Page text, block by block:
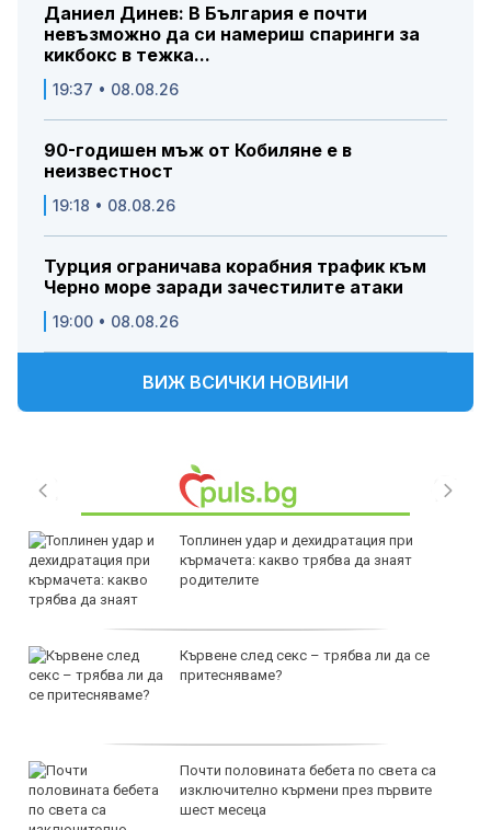
Даниел Динев: В България е почти
невъзможно да си намериш спаринги за
кикбокс в тежка...
19:37 • 08.08.26
90-годишен мъж от Кобиляне е в
неизвестност
19:18 • 08.08.26
Турция ограничава корабния трафик към
Черно море заради зачестилите атаки
19:00 • 08.08.26
ВИЖ ВСИЧКИ НОВИНИ
Топлинен удар и дехидратация при
кърмачета: какво трябва да знаят
родителите
Кървене след секс – трябва ли да се
притесняваме?
Почти половината бебета по света са
изключително кърмени през първите
шест месеца